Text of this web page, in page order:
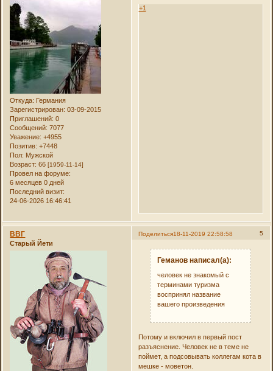
Откуда: Германия
Зарегистрирован: 03-09-2015
Приглашений: 0
Сообщений: 7077
Уважение: +4955
Позитив: +7448
Пол: Мужской
Возраст: 66[1959-11-14]
Провел на форуме:
6 месяцев 0 дней
Последний визит:
24-06-2026 16:46:41
+1
Поделиться 5
18-11-2019 22:58:58
ВВГ
Старый Йети
Геманов написал(а):
человек не знакомый с
терминами туризма
воспринял название
вашего произведения
Потому и включил в первый пост
разъяснение. Человек не в теме не
поймет, а подсовывать коллегам кота в
мешке - моветон.